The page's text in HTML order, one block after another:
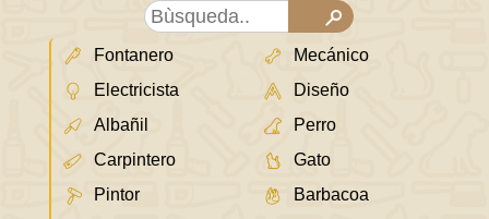
Fontanero
Electricista
Albañil
Carpintero
Pintor
Mecánico
Diseño
Perro
Gato
Barbacoa